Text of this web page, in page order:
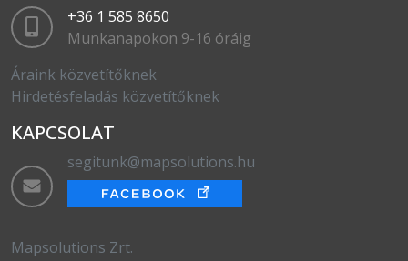
+36 1 585 8650
Munkanapokon 9-16 óráig
Áraink közvetítőknek
Hirdetésfeladás közvetítőknek
KAPCSOLAT
segitunk@mapsolutions.hu
Mapsolutions Zrt.